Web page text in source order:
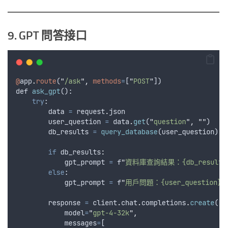
9. GPT 問答接口
@app.route("/ask" , methods= [ "POST"])
def ask_gpt():
try:
data = request.json
user_question = data.get("question" , "")
db_results = query_database(user_question)
if db_results:
gpt_prompt = f"資料庫查詢結果：
else:
gpt_prompt = f"用戶問題：{user_question}
response = client.chat.completions.create(
model="gpt-4-32k" ,
messages= [